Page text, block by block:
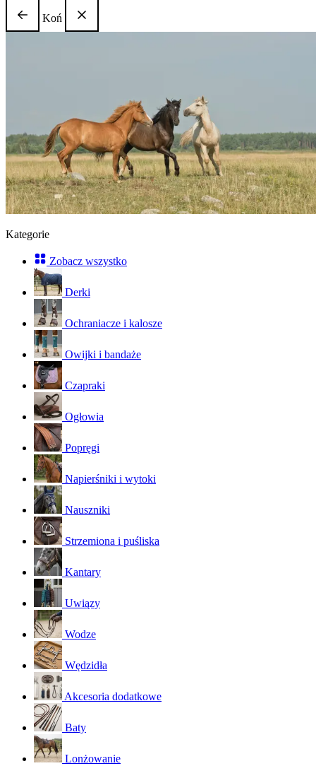
Koń
Kategorie
Zobacz wszystko
Derki
Ochraniacze i kalosze
Owijki i bandaże
Czapraki
Ogłowia
Popręgi
Napierśniki i wytoki
Nauszniki
Strzemiona i puśliska
Kantary
Uwiązy
Wodze
Wędzidła
Akcesoria dodatkowe
Baty
Lonżowanie